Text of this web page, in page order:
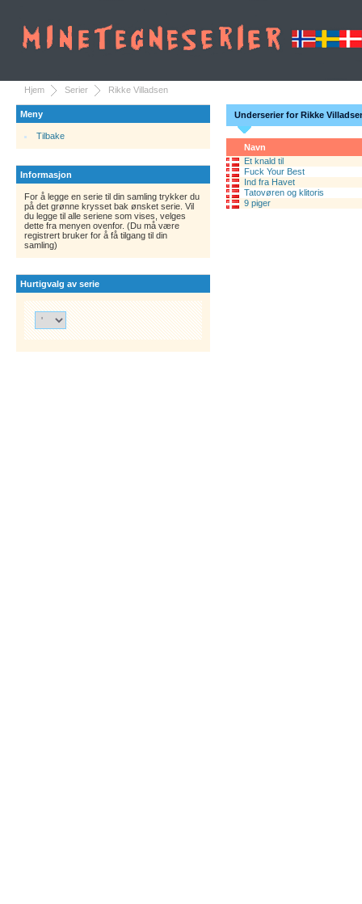
Hjem Serier Rikke Villadsen
Meny
Tilbake
Informasjon
For å legge en serie til din samling trykker du
på det grønne krysset bak ønsket serie. Vil
du legge til alle seriene som vises, velges
dette fra menyen ovenfor. (Du må være
registrert bruker for å få tilgang til din
samling)
Hurtigvalg av serie
Underserier for Rikke
Navn
Et knald til
Fuck Your Best
Ind fra Havet
Tatovøren og klitoris
9 piger